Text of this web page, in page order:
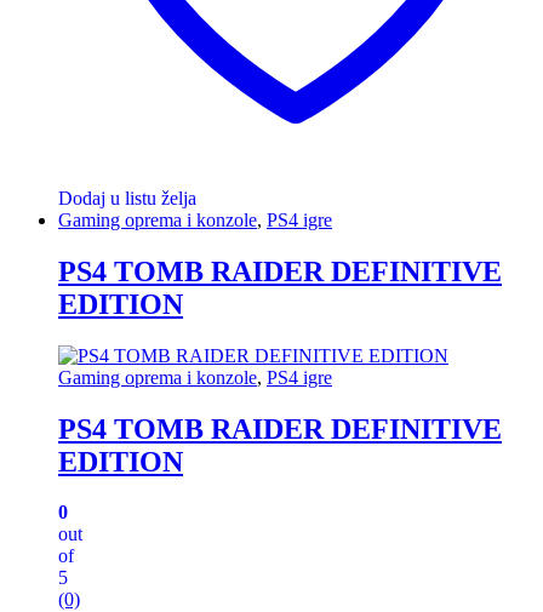
Dodaj u listu želja
Gaming oprema i konzole, PS4 igre
PS4 TOMB RAIDER DEFINITIVE
EDITION
Gaming oprema i konzole, PS4 igre
PS4 TOMB RAIDER DEFINITIVE
EDITION
0
out
of
5
(0)